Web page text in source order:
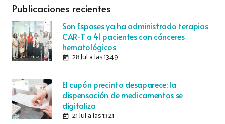
Publicaciones recientes
Son Espases ya ha administrado terapias
CAR-T a 41 pacientes con cánceres
hematológicos
today 28 Jul a las 13:49
El cupón precinto desaparece: la
dispensación de medicamentos se
digitaliza
today 21 Jul a las 13:21